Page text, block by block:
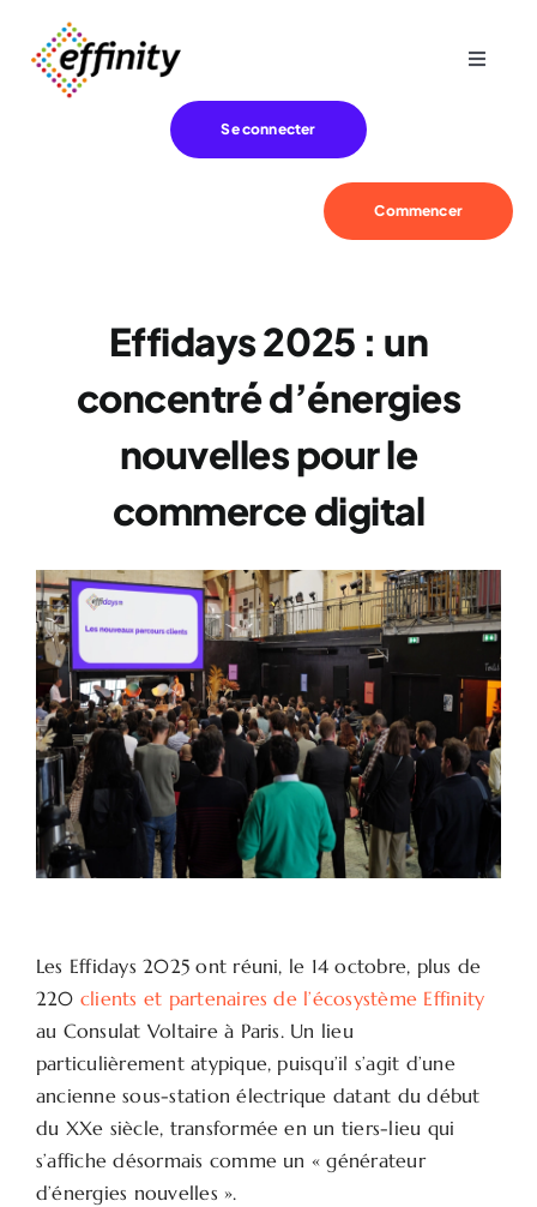
contenu
Toggle
Se connecter
Commencer
Effidays 2025 : un
concentré d’énergies
nouvelles pour le
commerce digital
Les Effidays 2025 ont réuni, le 14 octobre, plus de
220 clients et partenaires de l’écosystème Effinity
au Consulat Voltaire à Paris. Un lieu
particulièrement atypique, puisqu’il s’agit d’une
ancienne sous-station électrique datant du début
du XXe siècle, transformée en un tiers-lieu qui
s’affiche désormais comme un « générateur
d’énergies nouvelles ».